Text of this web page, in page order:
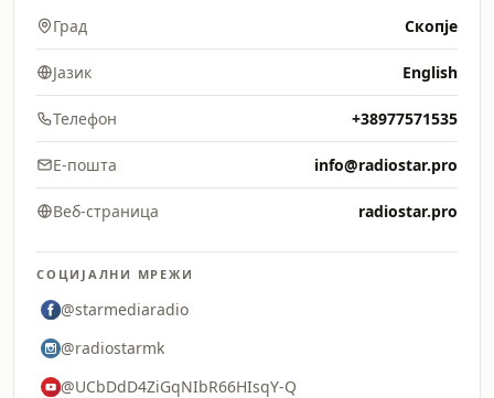
Град Скопје
Јазик English
Телефон +38977571535
Е-пошта info@radiostar.pro
Веб-страница radiostar.pro
СОЦИЈАЛНИ МРЕЖИ
@starmediaradio
@radiostarmk
@UCbDdD4ZiGqNIbR66HIsqY-Q